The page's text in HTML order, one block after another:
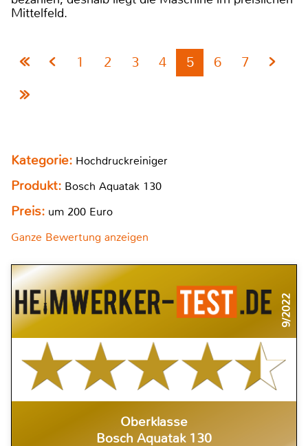
Mittelfeld.
1 2 3 4 5 6 7
Kategorie: Hochdruckreiniger
Produkt: Bosch Aquatak 130
Preis: um 200 Euro
Ganze Bewertung anzeigen
9/2022
Oberklasse
Bosch Aquatak 130